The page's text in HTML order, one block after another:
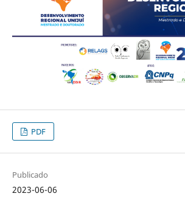
PDF
Publicado
2023-06-06